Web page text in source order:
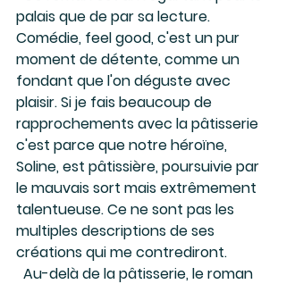
palais que de par sa lecture.
Comédie, feel good, c'est un pur
moment de détente, comme un
fondant que l'on déguste avec
plaisir. Si je fais beaucoup de
rapprochements avec la pâtisserie
c'est parce que notre héroïne,
Soline, est pâtissière, poursuivie par
le mauvais sort mais extrêmement
talentueuse. Ce ne sont pas les
multiples descriptions de ses
créations qui me contrediront.